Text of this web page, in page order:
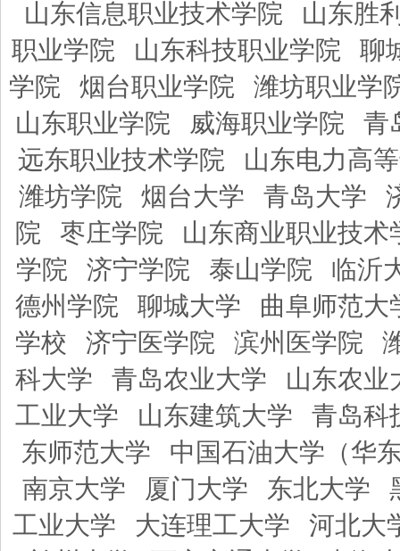
山东信息职业技术学院
山东胜
职业学院
山东科技职业学院
聊
学院
烟台职业学院
潍坊职业学
山东职业学院
威海职业学院
青
远东职业技术学院
山东电力高
潍坊学院
烟台大学 青岛大学
院
枣庄学院
山东商业职业技术
学院
济宁学院 泰山学院
临沂
德州学院
聊城大学
曲阜师范大
学校
济宁医学院 滨州医学院
科大学
青岛农业大学
山东农业
工业大学
山东建筑大学
青岛科
东师范大学
中国石油大学（华
南京大学
厦门大学 东北大学
工业大学
大连理工大学
河北大